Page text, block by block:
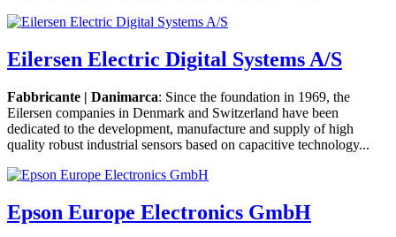
Eilersen Electric Digital Systems A/S
Fabbricante | Danimarca: Since the foundation in 1969, the
Eilersen companies in Denmark and Switzerland have been
dedicated to the development, manufacture and supply of high
quality robust industrial sensors based on capacitive technology...
Epson Europe Electronics GmbH